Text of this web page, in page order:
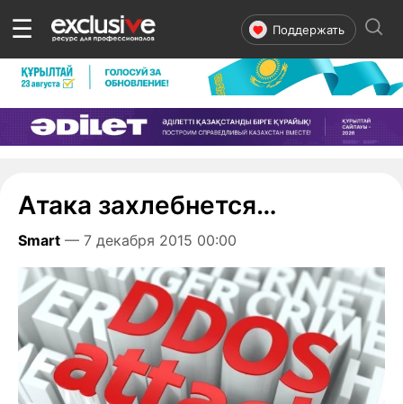
☰ Поддержать
Атака захлебнется…
Smart — 7 декабря 2015 00:00